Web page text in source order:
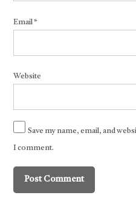
Email*
Website
Save my name, email, and
I comment.